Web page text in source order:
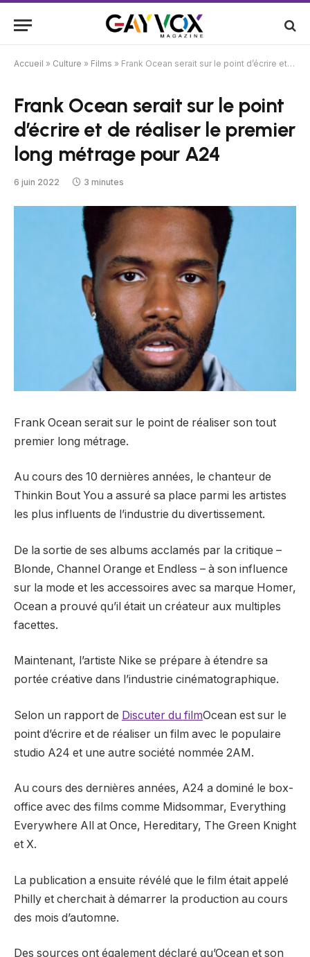
Accueil » Culture » Films » Frank Ocean serait sur le point d’écrire et de réaliser le premier long métrage pour A24
Frank Ocean serait sur le point
d’écrire et de réaliser le premier
long métrage pour A24
6 juin 2022 3 minutes
Frank Ocean serait sur le point de réaliser son tout
premier long métrage.
Au cours des 10 dernières années, le chanteur de
Thinkin Bout You a assuré sa place parmi les artistes
les plus influents de l’industrie du divertissement.
De la sortie de ses albums acclamés par la critique –
Blonde, Channel Orange et Endless – à son influence
sur la mode et les accessoires avec sa marque Homer,
Ocean a prouvé qu’il était un créateur aux multiples
facettes.
Maintenant, l’artiste Nike se prépare à étendre sa
portée créative dans l’industrie cinématographique.
Selon un rapport de Discuter du filmOcean est sur le
point d’écrire et de réaliser un film avec le populaire
studio A24 et une autre société nommée 2AM.
Au cours des dernières années, A24 a dominé le box-
office avec des films comme Midsommar, Everything
Everywhere All at Once, Hereditary, The Green Knight
et X.
La publication a ensuite révélé que le film était appelé
Philly et cherchait à démarrer la production au cours
des mois d’automne.
Des sources ont également déclaré qu’Ocean et son